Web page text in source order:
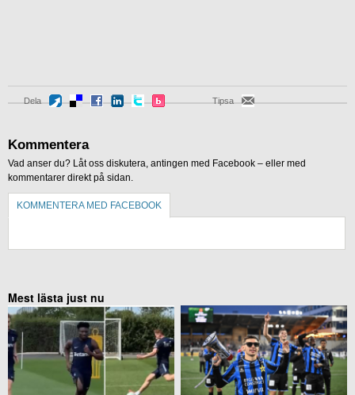
Dela Tipsa
Kommentera
Vad anser du? Låt oss diskutera, antingen med Facebook – eller med
kommentarer direkt på sidan.
KOMMENTERA MED FACEBOOK
Mest lästa just nu